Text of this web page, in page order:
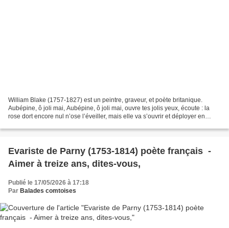
William Blake (1757-1827) est un peintre, graveur, et poète britanique.
Aubépine, ô joli mai, Aubépine, ô joli mai, ouvre tes jolis yeux, écoute : la
rose dort encore nul n’ose l’éveiller, mais elle va s’ouvrir et déployer en
Evariste de Parny (1753-1814) poète français -
Aimer à treize ans, dites-vous,
Publié le 17/05/2026 à 17:18
Par Balades comtoises